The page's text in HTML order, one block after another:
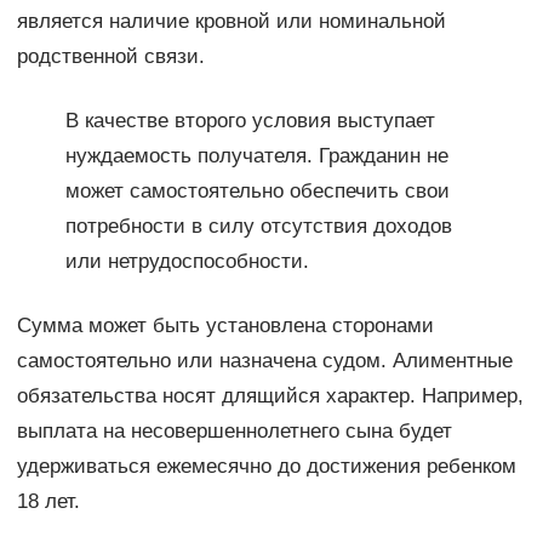
является наличие кровной или номинальной
родственной связи.
В качестве второго условия выступает
нуждаемость получателя. Гражданин не
может самостоятельно обеспечить свои
потребности в силу отсутствия доходов
или нетрудоспособности.
Сумма может быть установлена сторонами
самостоятельно или назначена судом. Алиментные
обязательства носят длящийся характер. Например,
выплата на несовершеннолетнего сына будет
удерживаться ежемесячно до достижения ребенком
18 лет.